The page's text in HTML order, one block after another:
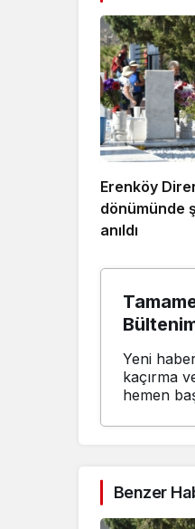
Erenköy
dönümünde
anıldı
Yeni
kaçırma
hemen
Benzer